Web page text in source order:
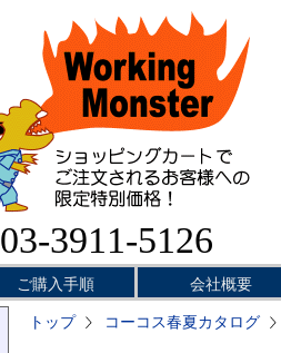
03-3911-5126
ご購入手順 会社概要
トップ コーコス春夏カタログ